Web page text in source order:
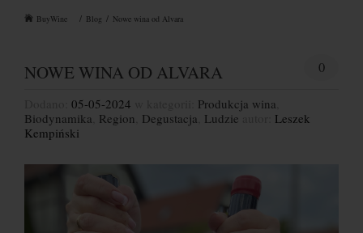
BuyWine Blog Nowe wina od Alvara
NOWE WINA OD ALVARA 0
05-05-2024 Produkcja wina
Biodynamika Region Degustacja Ludzie
Leszek
Kempiński